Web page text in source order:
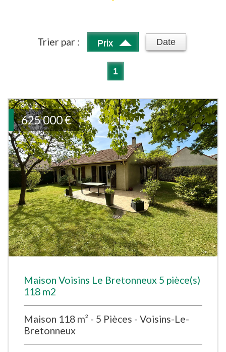
Trier par : Prix Date
1
625 000€
Maison Voisins Le Bretonneux 5 pièce(s)
118 m2
Maison 118 m² - 5 Pièces - Voisins-Le-
Bretonneux